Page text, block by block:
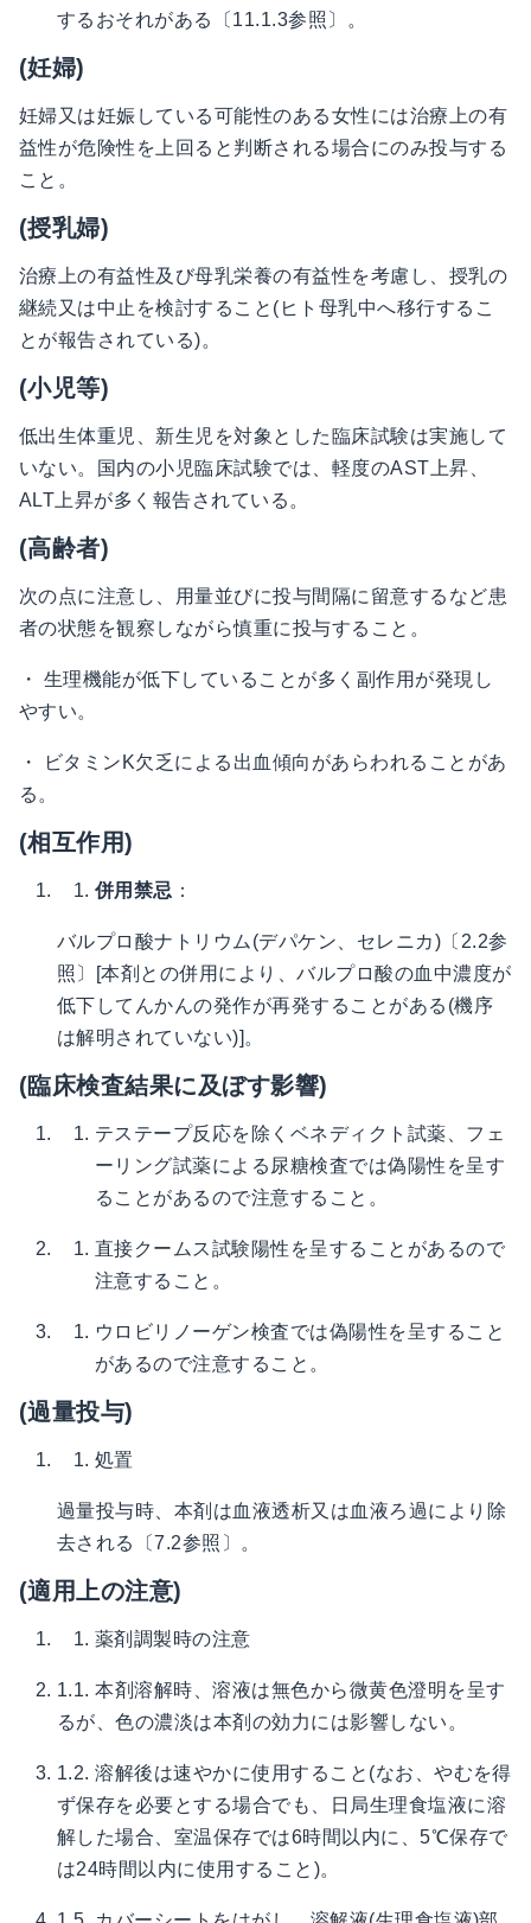
するおそれがある〔11.1.3参照〕。
(妊婦)
妊婦又は妊娠している可能性のある女性には治療上の有
益性が危険性を上回ると判断される場合にのみ投与する
こと。
(授乳婦)
治療上の有益性及び母乳栄養の有益性を考慮し、授乳の
継続又は中止を検討すること(ヒト母乳中へ移行するこ
とが報告されている)。
(小児等)
低出生体重児、新生児を対象とした臨床試験は実施して
いない。国内の小児臨床試験では、軽度のAST上昇、
ALT上昇が多く報告されている。
(高齢者)
次の点に注意し、用量並びに投与間隔に留意するなど患
者の状態を観察しながら慎重に投与すること。
・ 生理機能が低下していることが多く副作用が発現し
やすい。
・ ビタミンK欠乏による出血傾向があらわれることがあ
る。
(相互作用)
併用禁忌 ：
バルプロ酸ナトリウム(デパケン、セレニカ)〔2.2参
照〕[本剤との併用により、バルプロ酸の血中濃度が
低下してんかんの発作が再発することがある(機序
は解明されていない)]。
(臨床検査結果に及ぼす影響)
テステープ反応を除くベネディクト試薬、フェ
ーリング試薬による尿糖検査では偽陽性を呈す
ることがあるので注意すること。
直接クームス試験陽性を呈することがあるので
注意すること。
ウロビリノーゲン検査では偽陽性を呈すること
があるので注意すること。
(過量投与)
処置
過量投与時、本剤は血液透析又は血液ろ過により除
去される〔7.2参照〕。
(適用上の注意)
薬剤調製時の注意
1.1. 本剤溶解時、溶液は無色から微黄色澄明を呈す
るが、色の濃淡は本剤の効力には影響しない。
1.2. 溶解後は速やかに使用すること(なお、やむを得
ず保存を必要とする場合でも、日局生理食塩液に溶
解した場合、室温保存では6時間以内に、5℃保存で
は24時間以内に使用すること)。